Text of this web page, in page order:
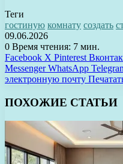
Теги
гостиную комнату создать
09.06.2026
0 Время чтения: 7 мин.
Facebook X Pinterest
Messenger WhatsApp
электронную почту
ПОХОЖИЕ СТАТЬИ